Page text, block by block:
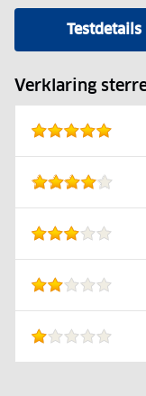
Verklaring